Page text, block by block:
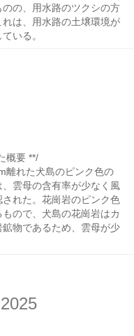
の、用水路のツクシの方
は、用水路の土壌環境が
いる。
概要 **/
離れた犬島のピンク色の
雲母の含有率が少なく風
れた。花崗岩のピンク色
ので、犬島の花崗岩はカ
物であるため、雲母が少